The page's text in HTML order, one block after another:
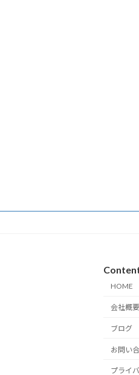
HOME
会社概要
ブログ
お問い
プライ